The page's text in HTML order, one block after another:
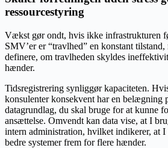
ressourcestyring
Vækst gør ondt, hvis ikke infrastrukturen
SMV’er er “travlhed” en konstant
definere, om travlheden skyldes
hænder.
Tidsregistrering synliggør kapaciteten.
konsulenter konsekvent har en belægning
datagrundlag, du skal bruge for at kunne
ansættelse. Omvendt kan data vise, at I
intern administration, hvilket indikerer, at I
bedre systemer frem for flere hænder.